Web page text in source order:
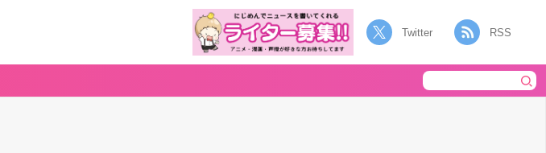
Twitter RSS